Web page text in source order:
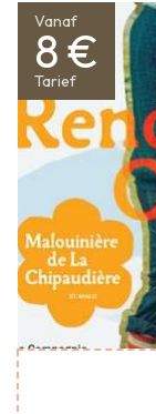
Vanaf
8 €
Tarief